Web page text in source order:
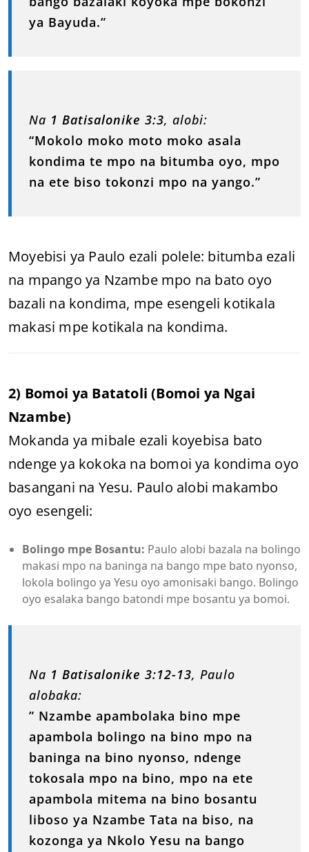
ya Bayuda.”
Na 1 Batisalonike 3:3, alobi:
“Mokolo moko moto moko asala
kondima te mpo na bitumba oyo, mpo
na ete biso tokonzi mpo na yango.”
Moyebisi ya Paulo ezali polele: bitumba ezali
na mpango ya Nzambe mpo na bato oyo
bazali na kondima, mpe esengeli kotikala
makasi mpe kotikala na kondima.
2) Bomoi ya Batatoli (Bomoi ya Ngai
Nzambe)
Mokanda ya mibale ezali koyebisa bato
ndenge ya kokoka na bomoi ya kondima oyo
basangani na Yesu. Paulo alobi makambo
oyo esengeli:
Bolingo mpe Bosantu: Paulo alobi bazala na bolingo
makasi mpo na baninga na bango mpe bato nyonso,
lokola bolingo ya Yesu oyo amonisaki bango. Bolingo
oyo esalaka bango batondi mpe bosantu ya bomoi.
Na 1 Batisalonike 3:12-13, Paulo
alobaka:
” Nzambe apambolaka bino mpe
apambola bolingo na bino mpo na
baninga na bino nyonso, ndenge
tokosala mpo na bino, mpo na ete
apambola mitema na bino bosantu
liboso ya Nzambe Tata na biso, na
kozonga ya Nkolo Yesu na bango